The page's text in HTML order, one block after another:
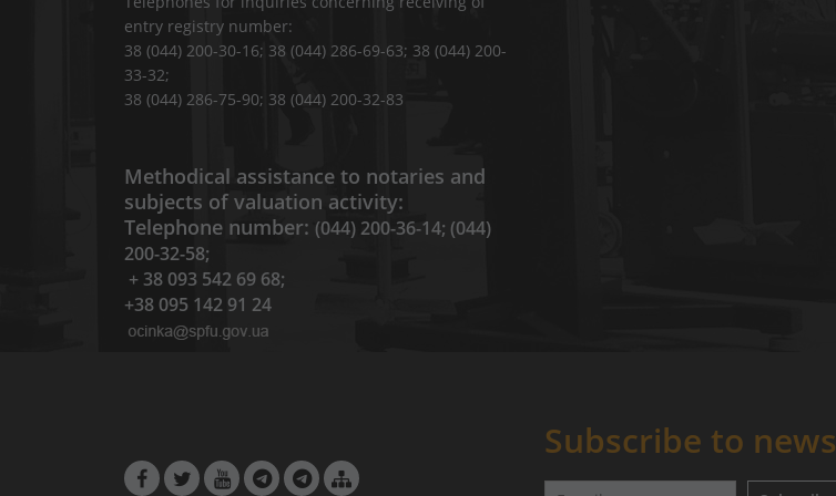
entry registry number:
38 (044) 200-30-16; 38 (044) 286-69-63; 38 (044) 200-
33-32;
38 (044) 286-75-90; 38 (044) 200-32-83
Methodical assistance to notaries and
subjects of valuation activity:
Telephone number: (044) 200-36-14; (044)
200-32-58;
+ 38 093 542 69 68;
+38 095 142 91 24
Subscribe to news